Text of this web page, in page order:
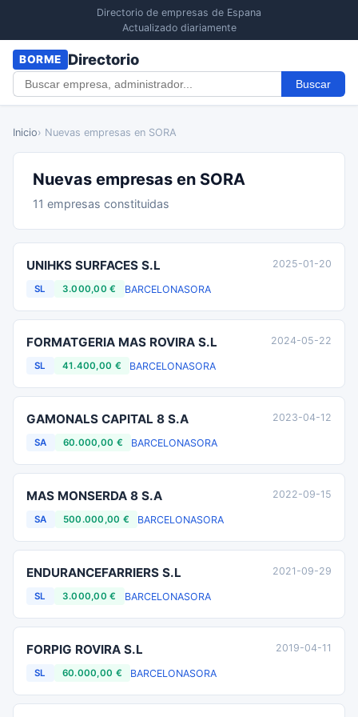
Directorio de empresas de Espana
Actualizado diariamente
BORME Directorio
Buscar
Inicio› Nuevas empresas en SORA
Nuevas empresas en SORA
11 empresas constituidas
UNIHKS SURFACES S.L
SL 3.000,00 € BARCELONASORA
2025-01-20
FORMATGERIA MAS ROVIRA S.L
SL 41.400,00 € BARCELONASORA
2024-05-22
GAMONALS CAPITAL 8 S.A
SA 60.000,00 € BARCELONASORA
2023-04-12
MAS MONSERDA 8 S.A
SA 500.000,00 € BARCELONASORA
2022-09-15
ENDURANCEFARRIERS S.L
SL 3.000,00 € BARCELONASORA
2021-09-29
FORPIG ROVIRA S.L
SL 60.000,00 € BARCELONASORA
2019-04-11